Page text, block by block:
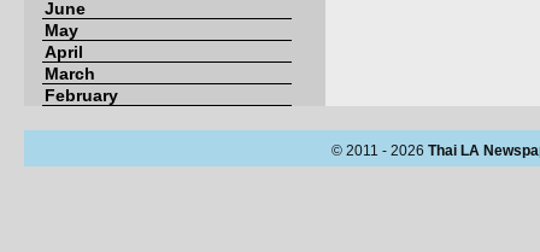
June
May
April
March
February
© 2011 - 2026 Thai LA